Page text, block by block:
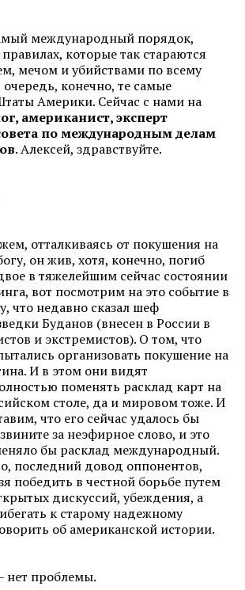
международный порядок,
которые так стараются
мечом и убийствами по всему
конечно, те самые
Америки. Сейчас с нами на
американист, эксперт
по международным делам
. Алексей, здравствуйте.
отталкиваясь от покушения на
он жив, хотя, конечно, погиб
в тяжелейшим сейчас состоянии
вот посмотрим на это событие в
что недавно сказал шеф
Буданов (внесен в России в
и экстремистов). О том, что
организовать покушение на
И в этом они видят
поменять расклад карт на
столе, да и мировом тоже. И
что его сейчас удалось бы
за неэфирное слово, и это
бы расклад международный.
последний довод оппонентов,
победить в честной борьбе путем
дискуссий, убеждения, а
к старому надежному
об американской истории.
нет проблемы.